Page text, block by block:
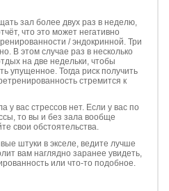
зал более двух раз в неделю,
что это может негативно
/ эндокринной. Три
В этом случае раз в несколько
на две недельки, чтобы
упущенное. Тогда риск получить
стремится к
у вас стрессов нет. Если у вас по
то вы и без зала вообще
свои обстоятельства.
штуки в экселе, ведите лучше
вам наглядно заранее увидеть,
или что-то подобное.